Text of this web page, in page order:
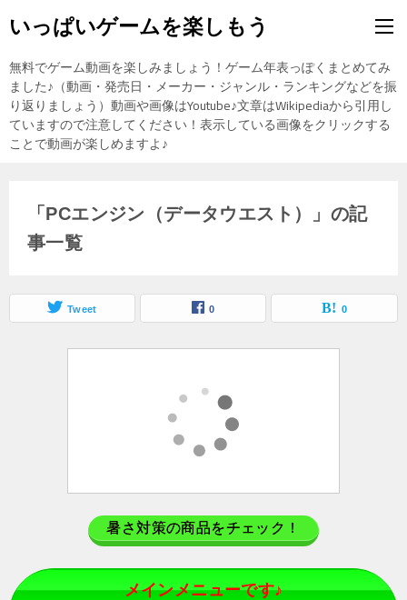
いっぱいゲームを楽しもう
無料でゲーム動画を楽しみましょう！ゲーム年表っぽくまとめてみ
ました♪（動画・発売日・メーカー・ジャンル・ランキングなどを振
り返りましょう）動画や画像はYoutube♪文章はWikipediaから引用し
ていますので注意してください！表示している画像をクリックする
ことで動画が楽しめますよ♪
「PCエンジン（データウエスト）」の記
事一覧
Tweet 0 0
暑さ対策の商品をチェック！
メインメニューです♪